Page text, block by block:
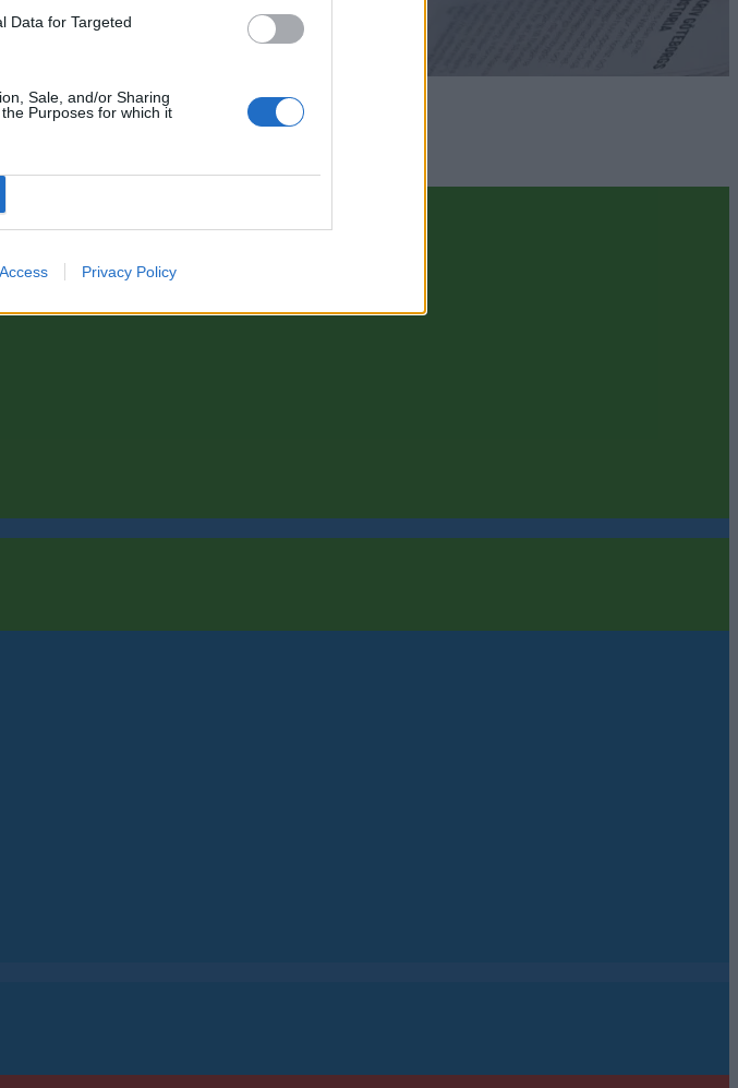
Data for Targeted
Sale, and/or Sharing
Purposes for which it
Privacy Policy